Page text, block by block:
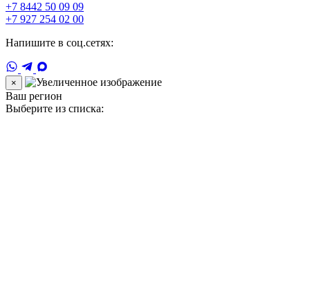
+7 8442 50 09 09
+7 927 254 02 00
Напишите в соц.сетях:
×
Ваш регион
Выберите из списка: